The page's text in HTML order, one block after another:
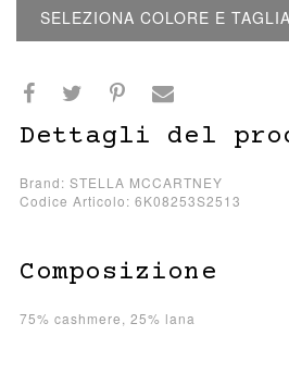
SELEZIONA COLORE E TAGLIA
Dettagli del
Brand: STELLA MCCARTNEY
Codice Articolo: 6K08253S2513
Composizione
75% cashmere, 25% lana